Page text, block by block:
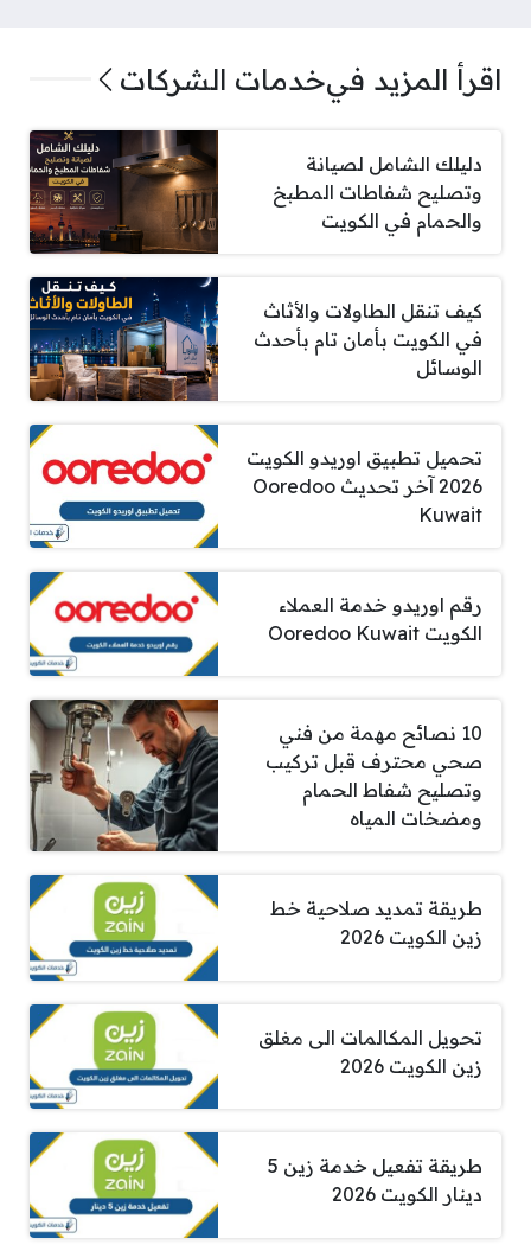
اقرأ المزيد فيخدمات الشركات
دليلك الشامل لصيانة
وتصليح شفاطات المطبخ
والحمام في الكويت
كيف تنقل الطاولات والأثاث
في الكويت بأمان تام بأحدث
الوسائل
تحميل تطبيق اوريدو الكويت
2026 آخر تحديث Ooredoo
Kuwait
رقم اوريدو خدمة العملاء
الكويت Ooredoo Kuwait
10 نصائح مهمة من فني
صحي محترف قبل تركيب
وتصليح شفاط الحمام
ومضخات المياه
طريقة تمديد صلاحية خط
زين الكويت 2026
تحويل المكالمات الى مغلق
زين الكويت 2026
طريقة تفعيل خدمة زين 5
دينار الكويت 2026